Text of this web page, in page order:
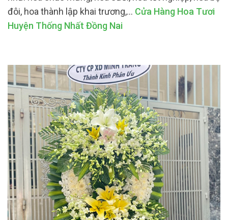
đôi, hoa thành lập khai trương,… Cửa Hàng Hoa Tươi
Huyện Thống Nhất Đồng Nai